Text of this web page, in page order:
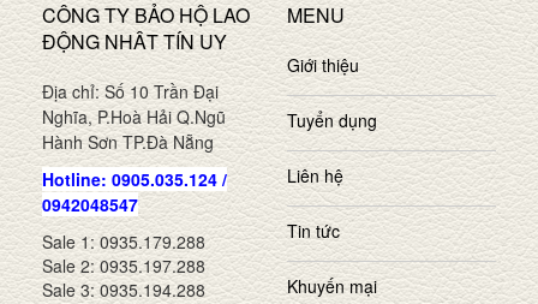
CÔNG TY BẢO HỘ LAO
ĐỘNG NHÂT TÍN UY
Địa chỉ: Số 10 Trần Đại
Nghĩa, P.Hoà Hải Q.Ngũ
Hành Sơn TP.Đà Nẵng
Hotline: 0905.035.124 /
0942048547
Sale 1: 0935.179.288
Sale 2: 0935.197.288
Sale 3: 0935.194.288
MENU
Giới thiệu
Tuyển dụng
Liên hệ
Tin tức
Khuyến mại